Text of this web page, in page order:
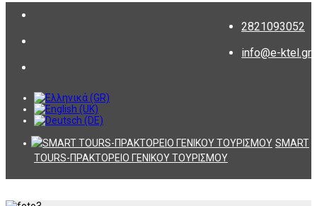
2821093052
info@e-ktel.gr
SMART
TOURS-ΠΡΑΚΤΟΡΕΙΟ ΓΕΝΙΚΟΥ ΤΟΥΡΙΣΜΟΥ